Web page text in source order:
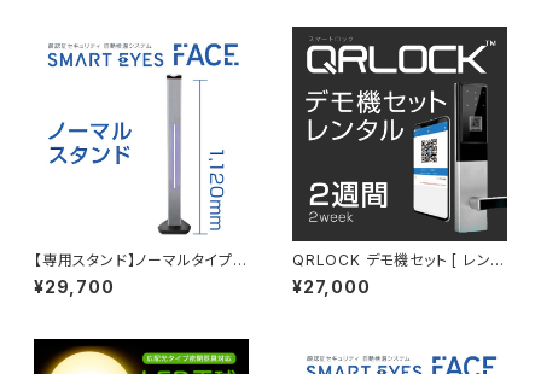
【専用スタンド】ノーマルタイプ(1
12cm) ※本体別
¥29,700
QRLOCK デモ機セット [ レンタ
ル2週間 ]
¥27,000